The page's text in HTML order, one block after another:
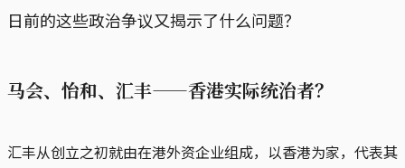
日前的这些政治争议又揭示了什么问题？
马会、怡和、汇丰——香港实际统治者？
汇丰从创立之初就由在港外资企业组成，以香港为家，代表其